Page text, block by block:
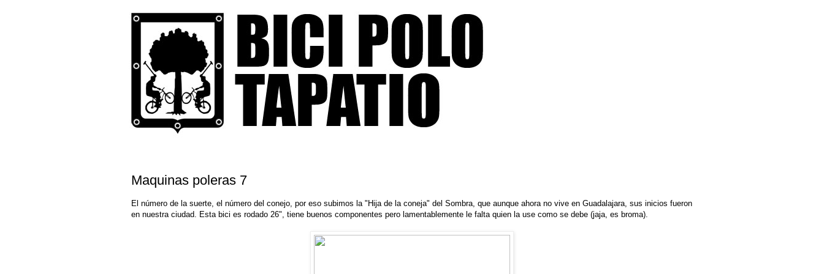
Maquinas poleras 7
El número de la suerte, el número del conejo, por eso subimos la "Hija de la coneja" del Sombra, que aunque ahora no vive en Guadalajara, sus inicios fueron
en nuestra ciudad. Esta bici es rodado 26", tiene buenos componentes pero lamentablemente le falta quien la use como se debe (jaja, es broma).